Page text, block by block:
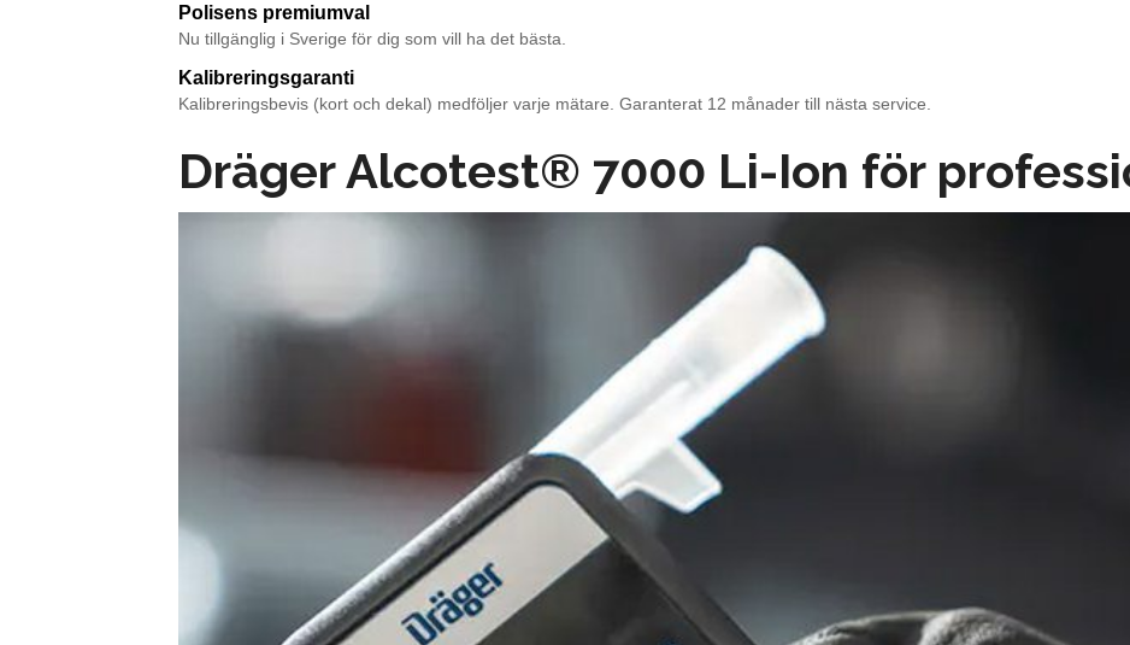
Polisens premiumval
Nu tillgänglig i Sverige för dig som vill ha det bästa.
Kalibreringsgaranti
Kalibreringsbevis (kort och dekal) medföljer varje mätare. Garanterat 12 månader till nästa service.
Dräger Alcotest® 7000 Li-Ion för